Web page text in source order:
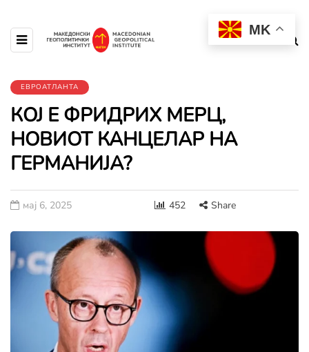
ЕВРОАТЛАНТА
КОЈ Е ФРИДРИХ МЕРЦ,
НОВИОТ КАНЦЕЛАР НА
ГЕРМАНИЈА?
мај 6, 2025 452 Share
MK